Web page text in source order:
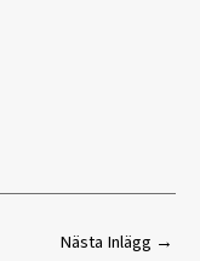
Nästa Inlägg →